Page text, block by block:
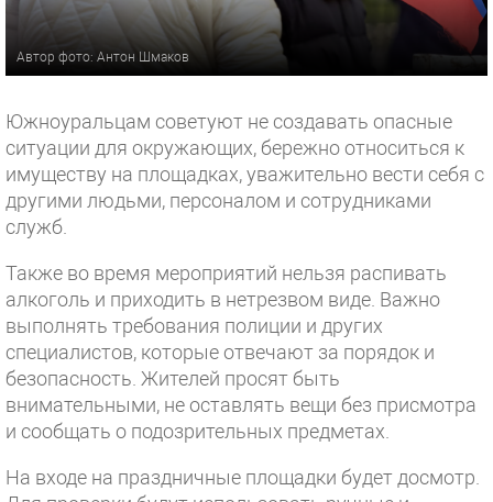
Автор фото: Антон Шмаков
Южноуральцам советуют не создавать опасные
ситуации для окружающих, бережно относиться к
имуществу на площадках, уважительно вести себя с
другими людьми, персоналом и сотрудниками
служб.
Также во время мероприятий нельзя распивать
алкоголь и приходить в нетрезвом виде. Важно
выполнять требования полиции и других
специалистов, которые отвечают за порядок и
безопасность. Жителей просят быть
внимательными, не оставлять вещи без присмотра
и сообщать о подозрительных предметах.
На входе на праздничные площадки будет досмотр.